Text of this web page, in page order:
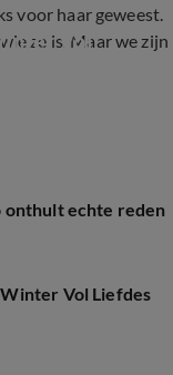
voor haar geweest.
ze is. Maar we zijn
Vol
echte reden
Vol Liefdes